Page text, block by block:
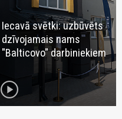
Iecavā svētki: uzbūvēts
dzīvojamais nams
"Balticovo" darbiniekiem
play_circle